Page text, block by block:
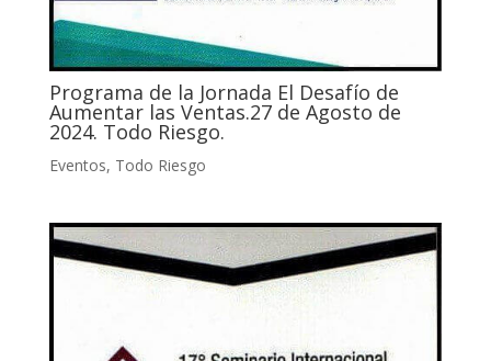
Programa de la Jornada El Desafío de
Aumentar las Ventas.27 de Agosto de
2024. Todo Riesgo.
Eventos, Todo Riesgo